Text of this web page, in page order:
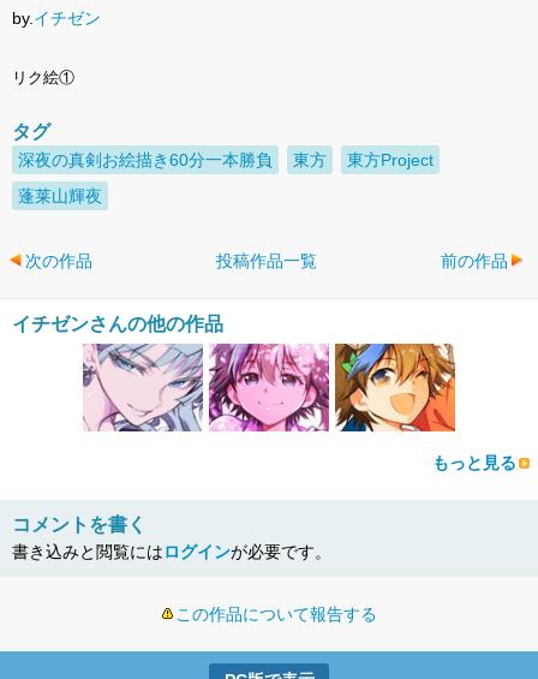
by. イチゼン
リク絵①
タグ
深夜の真剣お絵描き60分一本勝負 東方
東方Project
蓬莱山輝夜
次の作品 投稿作品一覧 前の作品
イチゼンさんの他の作品
もっと見る
コメントを書く
書き込みと閲覧にはログインが必要です。
この作品について報告する